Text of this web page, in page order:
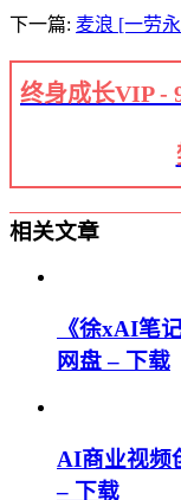
下一篇: 麦浪 [一劳
终身成长VIP -
相关文章
《徐xAI笔
网盘 – 下载
AI商业视频
– 下载